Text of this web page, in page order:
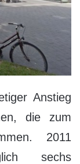
Anstieg
die zum
2011
sechs